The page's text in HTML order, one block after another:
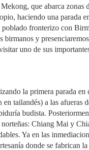
que abarca zonas
haciendo una parada
poblado fronterizo con
y
uno de sus
la primera parada en
tailandés) a las afueras
budista.
norteñas: Chiang Mai y
Ya en las
donde se fabrican